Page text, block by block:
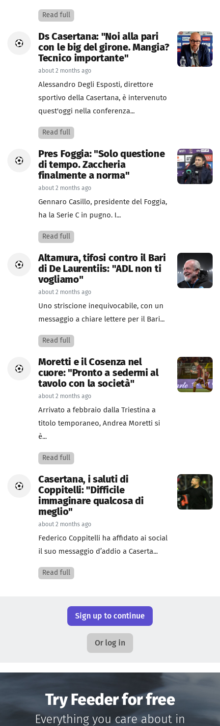
Read full
Ds Casertana: "Noi alla pari
con le big del girone. Mangia?
Tecnico importante"
about 2 months ago
Alessandro Degli Esposti, direttore
sportivo della Casertana, è intervenuto
quest'oggi nella conferenza...
Read full
Pres Foggia: "Solo questione
di tempo. Zaccheria
finalmente a norma"
about 2 months ago
Gennaro Casillo, presidente del Foggia,
ha la Serie C in pugno. I...
Read full
Altamura, tifosi contro il Bari
di De Laurentiis: "ADL non ti
vogliamo"
about 2 months ago
Uno striscione inequivocabile, con un
messaggio a chiare lettere per il Bari...
Read full
Moretti e il Cosenza nel
cuore: "Pronto a sedermi al
tavolo con la società"
about 2 months ago
Arrivato a febbraio dalla Triestina a
titolo temporaneo, Andrea Moretti si
è...
Read full
Casertana, i saluti di
Coppitelli: "Difficile
immaginare qualcosa di
meglio"
about 2 months ago
Federico Coppitelli ha affidato ai social
il suo messaggio d’addio a Caserta...
Read full
Sign up to continue
Or log in
Try Feeder for free
Everything you care about in